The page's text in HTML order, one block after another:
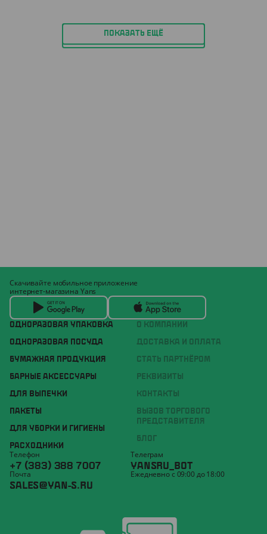
ПОКАЗАТЬ ЕЩЁ
ОДНОРАЗОВАЯ УПАКОВКА
ОДНОРАЗОВАЯ ПОСУДА
БУМАЖНАЯ ПРОДУКЦИЯ
БАРНЫЕ АКСЕССУАРЫ
ДЛЯ ВЫПЕЧКИ
ПАКЕТЫ
ДЛЯ УБОРКИ И ГИГИЕНЫ
РАСХОДНИКИ
О КОМПАНИИ
ДОСТАВКА И ОПЛАТА
СТАТЬ ПАРТНЁРОМ
РЕКВИЗИТЫ
КОНТАКТЫ
ВЫЗОВ ТОРГОВОГО
ПРЕДСТАВИТЕЛЯ
БЛОГ
Скачивайте мобильное приложение
интернет-магазина Yans
Телефон
+7 (383) 388 7007
Телеграм
YANSRU_BOT
Почта
SALES@YAN-S.RU
Ежедневно с 09:00 до 18:00